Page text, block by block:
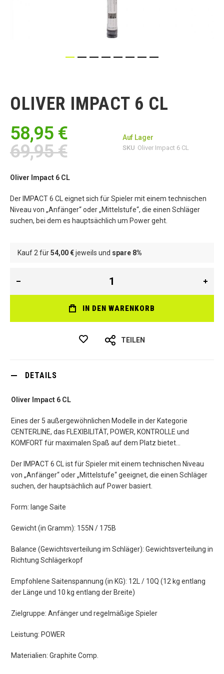
Bildgalerie
springen
OLIVER IMPACT 6 CL
58,95 €
69,95 €
Auf Lager
SKU Oliver Impact 6 CL
Oliver Impact 6 CL
Der IMPACT 6 CL eignet sich für Spieler mit einem technischen
Niveau von „Anfänger“ oder „Mittelstufe“, die einen Schläger
suchen, bei dem es hauptsächlich um Power geht.
Kauf 2 für54,00 €jeweils und spare 8%
IN DEN WARENKORB
TEILEN
DETAILS
Oliver Impact 6 CL
Eines der 5 außergewöhnlichen Modelle in der Kategorie
CENTERLINE, das FLEXIBILITÄT, POWER, KONTROLLE und
KOMFORT für maximalen Spaß auf dem Platz bietet...
Der IMPACT 6 CL ist für Spieler mit einem technischen Niveau
von „Anfänger“ oder „Mittelstufe“ geeignet, die einen Schläger
suchen, der hauptsächlich auf Power basiert.
Form: lange Saite
Gewicht (in Gramm): 155N / 175B
Balance (Gewichtsverteilung im Schläger): Gewichtsverteilung in
Richtung Schlägerkopf
Empfohlene Saitenspannung (in KG): 12L / 10Q (12 kg entlang
der Länge und 10 kg entlang der Breite)
Zielgruppe: Anfänger und regelmäßige Spieler
Leistung: POWER
Materialien: Graphite Comp.